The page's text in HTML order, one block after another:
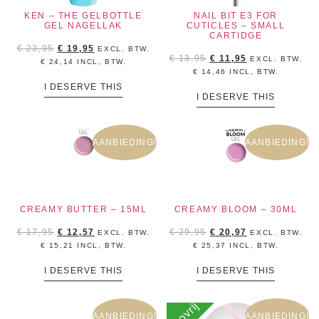
KEN – THE GELBOTTLE
GEL NAGELLAK
€23,95 € 19,95 EXCL. BTW.
€ 24,14 INCL, BTW.
I DESERVE THIS
NAIL BIT E3 FOR
CUTICLES – SMALL
CARTIDGE
€13,95 € 11,95 EXCL. BTW.
€
14,46 INCL, BTW.
I DESERVE THIS
AANBIEDING!
CREAMY BUTTER – 15ML
€17,95 € 12,57 EXCL. BTW.
€
15,21 INCL, BTW.
I DESERVE THIS
AANBIEDING!
CREAMY BLOOM – 30ML
€29,95 € 20,97 EXCL. BTW.
€ 25,37 INCL, BTW.
I DESERVE THIS
AANBIEDING! AANBIEDING!